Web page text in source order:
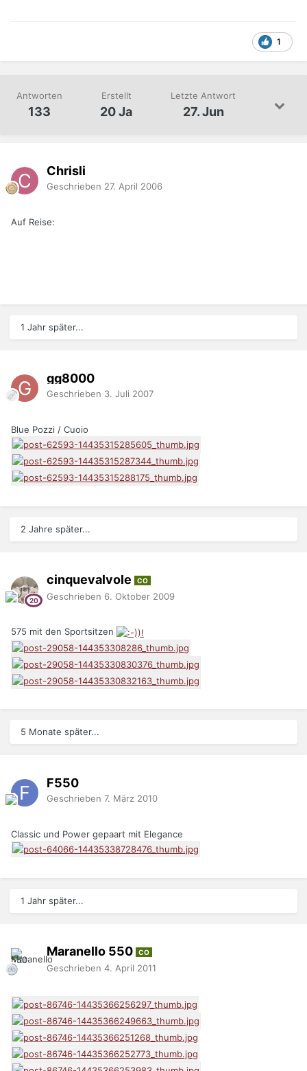
1
Antworten
133
Erstellt
20 Ja
Letzte Antwort
27. Jun
Chrisli
Geschrieben 27. April 2006
Auf Reise:
1 Jahr später...
gg8000
Geschrieben 3. Juli 2007
Blue Pozzi / Cuoio
2 Jahre später...
cinquevalvole CO
Geschrieben 6. Oktober 2009
575 mit den Sportsitzen
5 Monate später...
F550
Geschrieben 7. März 2010
Classic und Power gepaart mit Elegance
1 Jahr später...
Maranello 550 CO
Geschrieben 4. April 2011